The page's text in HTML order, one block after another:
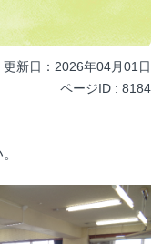
更新日：2026年04月01日
ページID : 8184